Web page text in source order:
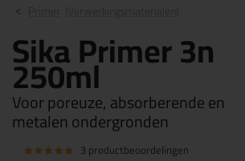
(Verwerkingsmaterialen)
Sika Primer 3n
250ml
Voor poreuze, absorberende en
metalen ondergronden
3 productbeoordelingen